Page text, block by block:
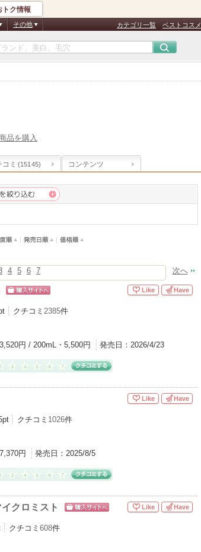
トク情報
その他 カテゴリ一覧 ベストコスメ
品を購入
コミ (15145) コンテンツ
4 5 6 7 次へ
グサイトへ
クチコミ 2385件
円 / 200mL・5,500円 発売日： 2026/4/23
Like Have
クチコミ 1026件
円 発売日： 2025/8/5
Like Have
クロミスト
クチコミ 608件
Like Have